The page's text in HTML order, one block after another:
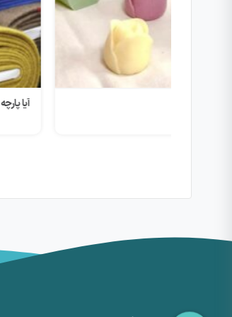
آیا پارچه گردبافت همان پارچه تریکو است؟